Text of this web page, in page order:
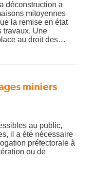
déconstruction a
mitoyennes
la remise en état
travaux. Une
au droit des…
miniers
au public,
il a été nécessaire
préfectorale à
ou de